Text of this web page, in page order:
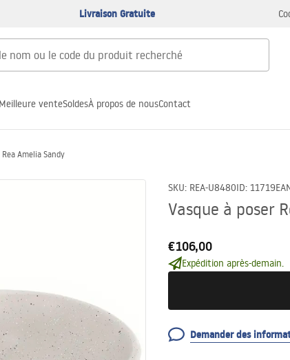
Livraison Gratuite
Meilleure venteSoldesÀ propos de nousContact
Amelia Sandy
SKU: REA-U8480ID: 11719
Vasque à poser
€106,00
Expédition après-demain.
Demander des